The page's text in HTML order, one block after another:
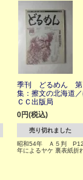
季刊 どるめん
集：擦文の北海道
ＣＣ出版局
0円(税込)
売り切れました
昭和54年 Ａ５判
年によるヤケ 裏表紙折